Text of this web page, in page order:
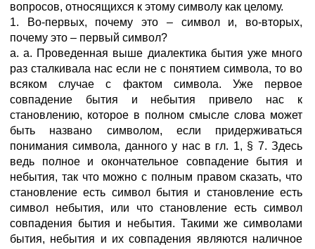
вопросов, относящихся к этому символу как целому.
1. Во-первых, почему это – символ и, во-вторых,
почему это – первый символ?
a. a. Проведенная выше диалектика бытия уже много
раз сталкивала нас если не с понятием символа, то во
всяком случае с фактом символа. Уже первое
совпадение бытия и небытия привело нас к
становлению, которое в полном смысле слова может
быть названо символом, если придерживаться
понимания символа, данного у нас в гл. 1, § 7. Здесь
ведь полное и окончательное совпадение бытия и
небытия, так что можно с полным правом сказать, что
становление есть символ бытия и становление есть
символ небытия, или что становление есть символ
совпадения бытия и небытия. Такими же символами
бытия, небытия и их совпадения являются наличное